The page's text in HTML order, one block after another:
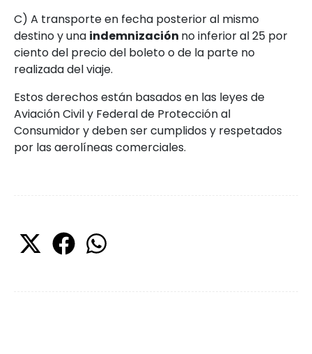
C) A transporte en fecha posterior al mismo
destino y una indemnización no inferior al 25 por
ciento del precio del boleto o de la parte no
realizada del viaje.
Estos derechos están basados en las leyes de
Aviación Civil y Federal de Protección al
Consumidor y deben ser cumplidos y respetados
por las aerolíneas comerciales.